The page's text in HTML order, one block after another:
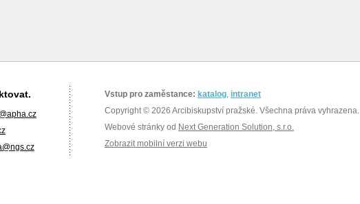
Vstup pro zaměstance: katalog, intranet
Copyright © 2026 Arcibiskupství pražské. Všechna práva vyhrazena.
Webové stránky od Next Generation Solution, s.r.o.
Zobrazit mobilní verzi webu